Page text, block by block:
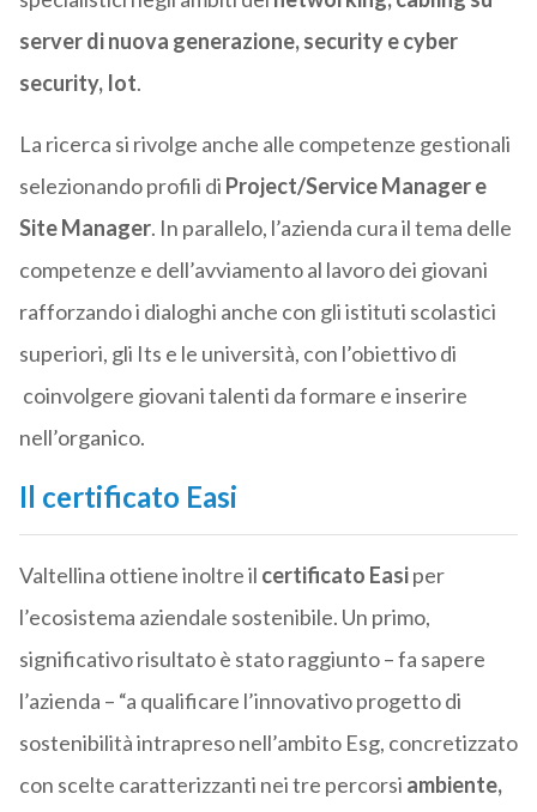
server di nuova generazione, security e cyber
security, Iot.
La ricerca si rivolge anche alle competenze gestionali
selezionando profili di Project/Service Manager e
Site Manager. In parallelo, l’azienda cura il tema delle
competenze e dell’avviamento al lavoro dei giovani
rafforzando i dialoghi anche con gli istituti scolastici
superiori, gli Its e le università, con l’obiettivo di
coinvolgere giovani talenti da formare e inserire
nell’organico.
Il certificato Easi
Valtellina ottiene inoltre il certificato Easiper
l’ecosistema aziendale sostenibile. Un primo,
significativo risultato è stato raggiunto – fa sapere
l’azienda – “a qualificare l’innovativo progetto di
sostenibilità intrapreso nell’ambito Esg, concretizzato
con scelte caratterizzanti nei tre percorsi ambiente,